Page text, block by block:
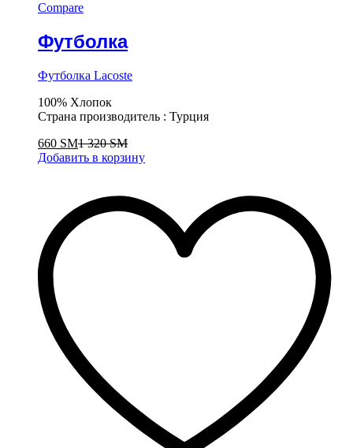
Compare
Футболка
Футболка Lacoste
100% Хлопок
Страна производитель : Турция
660 ЅМ1 320ЅМ
Добавить в корзину